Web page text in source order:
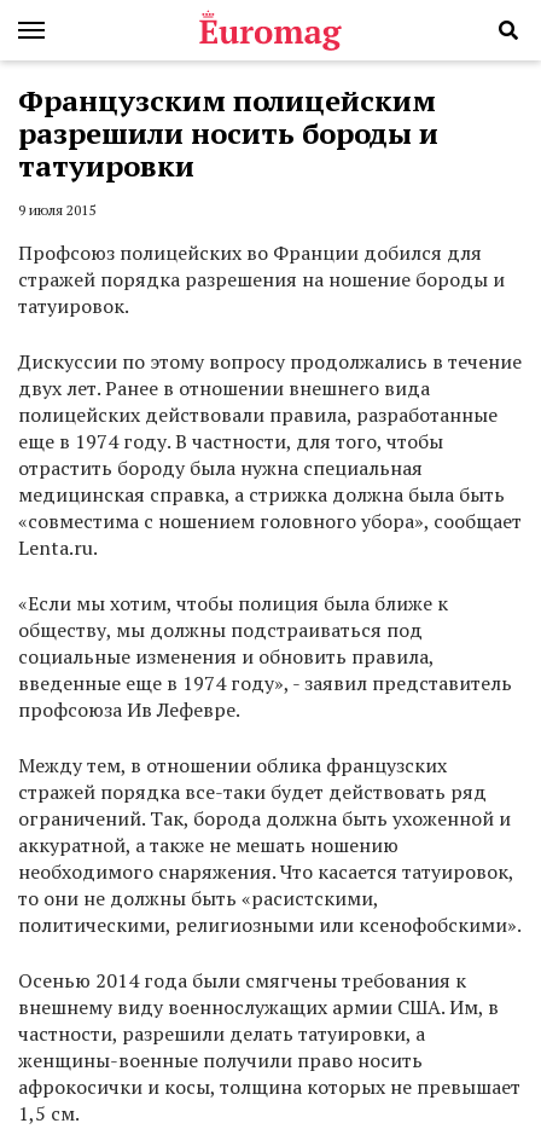
Французским полицейским
разрешили носить бороды и
татуировки
9 июля 2015
Профсоюз полицейских во Франции добился для
стражей порядка разрешения на ношение бороды и
татуировок.
Дискуссии по этому вопросу продолжались в течение
двух лет. Ранее в отношении внешнего вида
полицейских действовали правила, разработанные
еще в 1974 году. В частности, для того, чтобы
отрастить бороду была нужна специальная
медицинская справка, а стрижка должна была быть
«совместима с ношением головного убора», сообщает
Lenta.ru.
«Если мы хотим, чтобы полиция была ближе к
обществу, мы должны подстраиваться под
социальные изменения и обновить правила,
введенные еще в 1974 году», - заявил представитель
профсоюза Ив Лефевре.
Между тем, в отношении облика французских
стражей порядка все-таки будет действовать ряд
ограничений. Так, борода должна быть ухоженной и
аккуратной, а также не мешать ношению
необходимого снаряжения. Что касается татуировок,
то они не должны быть «расистскими,
политическими, религиозными или ксенофобскими».
Осенью 2014 года были смягчены требования к
внешнему виду военнослужащих армии США. Им, в
частности, разрешили делать татуировки, а
женщины-военные получили право носить
афрокосички и косы, толщина которых не превышает
1,5 см.